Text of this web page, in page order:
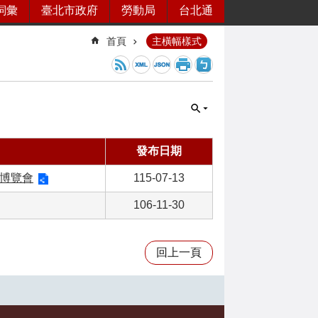
彙 臺北市政府 勞動局 台北通
首頁 主橫幅樣式
發布日期
覽會 115-07-13
106-11-30
回上一頁